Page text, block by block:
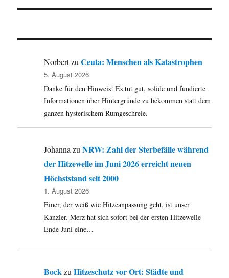
NorbertzuCeuta: Menschen als Katastrophen
5. August 2026
Danke für den Hinweis! Es tut gut, solide und fundierte
Informationen über Hintergründe zu bekommen statt dem
ganzen hysterischem Rumgeschreie.
Johanna zuNRW: Zahl der Sterbefälle während
der Hitzewelle im Juni 2026 erreicht neuen
Höchststand seit 2000
1. August 2026
Einer, der weiß wie Hitzeanpassung geht, ist unser
Kanzler. Merz hat sich sofort bei der ersten Hitzewelle
Ende Juni eine…
BockzuHitzeschutz vor Ort: Städte und